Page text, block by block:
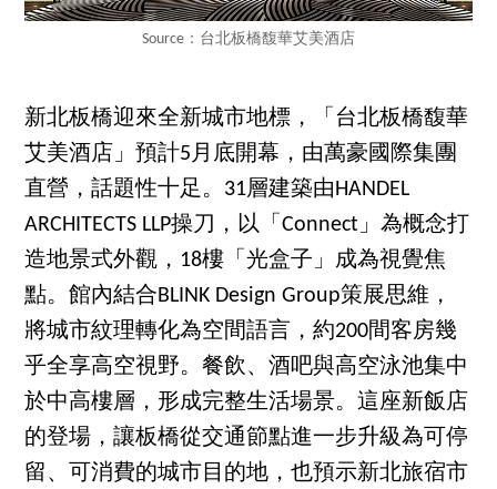
Source：台北板橋馥華艾美酒店
新北板橋迎來全新城市地標，「台北板橋馥華
艾美酒店」預計5月底開幕，由萬豪國際集團
直營，話題性十足。31層建築由HANDEL
ARCHITECTS LLP操刀，以「Connect」為概念打
造地景式外觀，18樓「光盒子」成為視覺焦
點。館內結合BLINK Design Group策展思維，
將城市紋理轉化為空間語言，約200間客房幾
乎全享高空視野。餐飲、酒吧與高空泳池集中
於中高樓層，形成完整生活場景。這座新飯店
的登場，讓板橋從交通節點進一步升級為可停
留、可消費的城市目的地，也預示新北旅宿市